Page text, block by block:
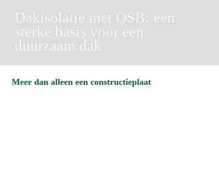
Dakisolatie met OSB: een
sterke basis voor een
duurzaam dak
Meer dan alleen een constructieplaat